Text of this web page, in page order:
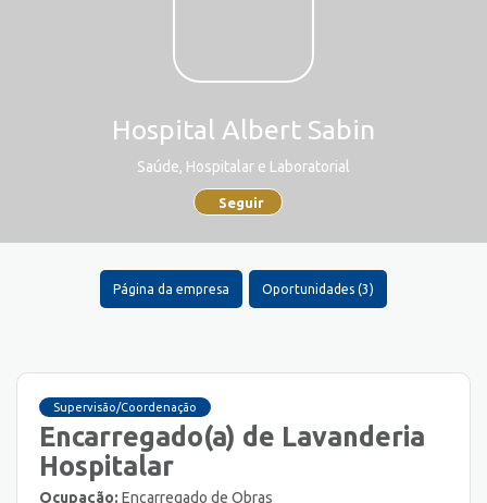
Hospital Albert Sabin
Saúde, Hospitalar e Laboratorial
Seguir
Página da empresa Oportunidades (3)
Supervisão/Coordenação
Encarregado(a) de Lavanderia
Hospitalar
Ocupação: Encarregado de Obras